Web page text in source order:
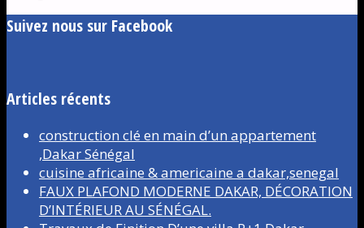
Suivez nous sur Facebook
Articles récents
construction clé en main d’un appartement
,Dakar Sénégal
cuisine africaine & americaine a dakar,senegal
FAUX PLAFOND MODERNE DAKAR, DÉCORATION
D’INTÉRIEUR AU SÉNÉGAL.